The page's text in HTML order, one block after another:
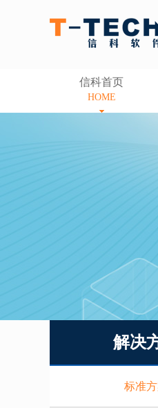
信科首页
HOME
解决
标准